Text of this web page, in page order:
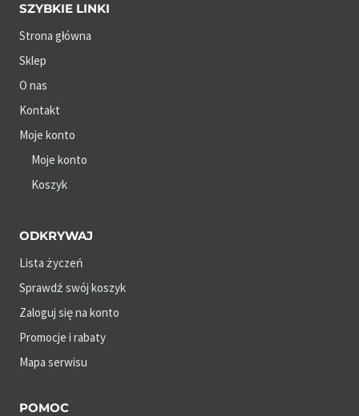
SZYBKIE LINKI
Strona główna
Sklep
O nas
Kontakt
Moje konto
Moje konto
Koszyk
ODKRYWAJ
Lista życzeń
Sprawdź swój koszyk
Zaloguj się na konto
Promocje i rabaty
Mapa serwisu
POMOC